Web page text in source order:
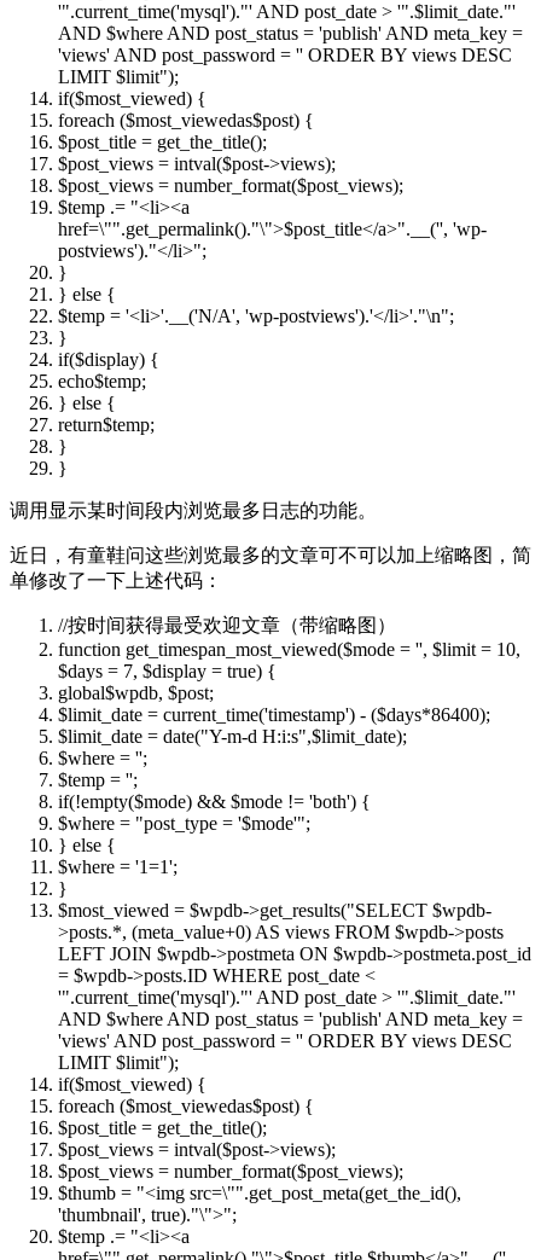
'".current_time('mysql')."' AND post_date > '".$limit_date."'
AND $where AND post_status = 'publish' AND meta_key =
'views' AND post_password = '' ORDER BY views DESC
LIMIT $limit");
if($most_viewed) {
foreach ($most_viewedas$post) {
$post_title = get_the_title();
$post_views = intval($post->views);
$post_views = number_format($post_views);
$temp .= "<li><a
href=\"".get_permalink()."\">$post_title</a>".__('', 'wp-
postviews')."</li>";
}
} else {
$temp = '<li>'.__('N/A', 'wp-postviews').'</li>'."\n";
}
if($display) {
echo$temp;
} else {
return$temp;
}
}
调用显示某时间段内浏览最多日志的功能。
近日，有童鞋问这些浏览最多的文章可不可以加上缩略图，简
单修改了一下上述代码：
//按时间获得最受欢迎文章（带缩略图）
function get_timespan_most_viewed($mode = '', $limit = 10,
$days = 7, $display = true) {
global$wpdb, $post;
$limit_date = current_time('timestamp') - ($days*86400);
$limit_date = date("Y-m-d H:i:s",$limit_date);
$where = '';
$temp = '';
if(!empty($mode) && $mode != 'both') {
$where = "post_type = '$mode'";
} else {
$where = '1=1';
}
$most_viewed = $wpdb->get_results("SELECT $wpdb-
>posts.*, (meta_value+0) AS views FROM $wpdb->posts
LEFT JOIN $wpdb->postmeta ON $wpdb->postmeta.post_id
= $wpdb->posts.ID WHERE post_date <
'".current_time('mysql')."' AND post_date > '".$limit_date."'
AND $where AND post_status = 'publish' AND meta_key =
'views' AND post_password = '' ORDER BY views DESC
LIMIT $limit");
if($most_viewed) {
foreach ($most_viewedas$post) {
$post_title = get_the_title();
$post_views = intval($post->views);
$post_views = number_format($post_views);
$thumb = "<img src=\"".get_post_meta(get_the_id(),
'thumbnail', true)."\">";
$temp .= "<li><a